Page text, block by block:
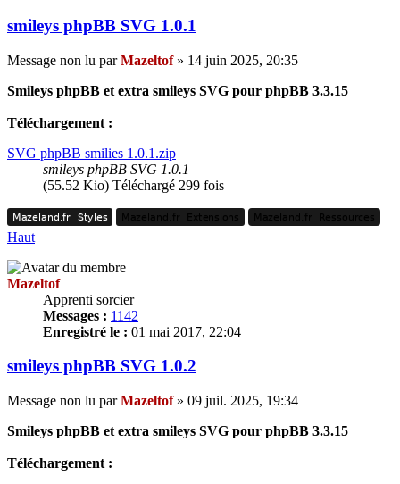
smileys phpBB SVG 1.0.1
Message non lu parMazeltof» 14 juin 2025, 20:35
Smileys phpBB et extra smileys SVG pour phpBB 3.3.15
Téléchargement :
SVG phpBB smilies 1.0.1.zip
smileys phpBB SVG 1.0.1
(55.52 Kio) Téléchargé 299 fois
Mazeland.fr
Mazeland.fr Styles
Styles Mazeland.fr
Mazeland.fr Extensions
Extensions Mazeland.fr
Mazeland.fr Ressources
Ressources
Haut
Mazeltof
Apprenti sorcier
Messages : 1142
Enregistré le : 01 mai 2017, 22:04
smileys phpBB SVG 1.0.2
Message non lu parMazeltof» 09 juil. 2025, 19:34
Smileys phpBB et extra smileys SVG pour phpBB 3.3.15
Téléchargement :